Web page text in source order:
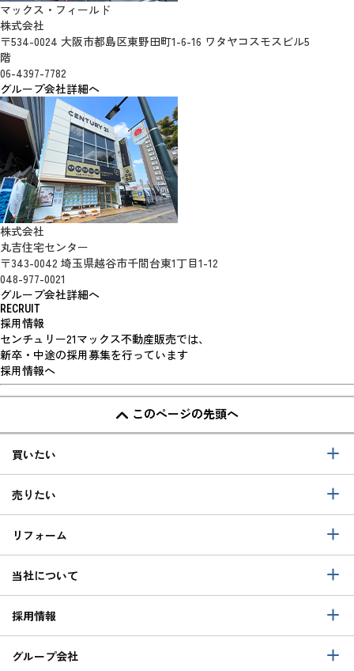
マックス・フィールド
株式会社
〒534-0024 大阪市都島区東野田町1-6-16 ワタヤコスモスビル5
階
06-4397-7782
グループ会社詳細へ
株式会社
丸吉住宅センター
〒343-0042 埼玉県越谷市千間台東1丁目1-12
048-977-0021
グループ会社詳細へ
RECRUIT
採用情報
センチュリー21マックス不動産販売では、
新卒・中途の採用募集を行っています
採用情報へ
このページの先頭へ
買いたい
売りたい
リフォーム
当社について
採用情報
グループ会社